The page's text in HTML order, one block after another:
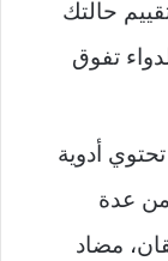
حالتك
تفوق
أدوية
من عدة
مضاد